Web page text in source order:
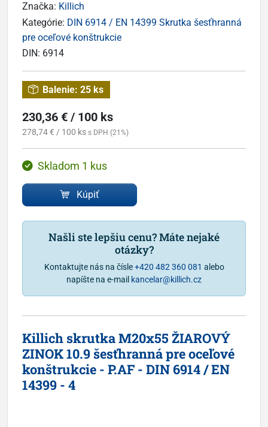
Značka: Killich
Kategórie: DIN 6914 / EN 14399 Skrutka šesťhranná
pre oceľové konštrukcie
DIN: 6914
Balenie: 25 ks
230,36 € / 100 ks
278,74 € / 100 ks s DPH (21%)
Skladom 1 kus
Kúpiť
Našli ste lepšiu cenu? Máte nejaké
otázky?
Kontaktujte nás na čísle+420 482 360 081 alebo
napíšte na e-mail kancelar@killich.cz
Killich skrutka M20x55 ŽIAROVÝ
ZINOK 10.9 šesťhranná pre oceľové
konštrukcie - P.AF - DIN 6914 / EN
14399 - 4